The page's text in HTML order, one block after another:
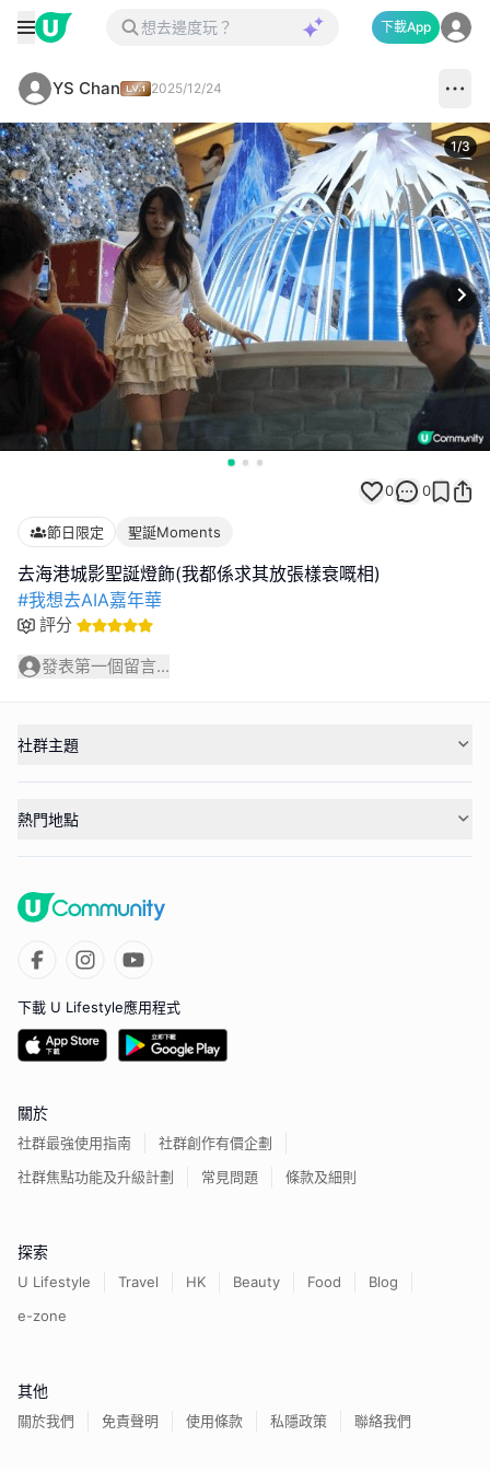
下載App
YS Chan 2025/12/24
1/3
0 0
節日限定 聖誕Moments
#我想去AIA嘉年華
評分
發表第一個留言...
社群主題
熱門地點
下載 U Lifestyle應用程式
關於
社群最強使用指南
社群創作有價企劃
社群焦點功能及升級計劃
常見問題 條款及細則
探索
U Lifestyle Travel HK Beauty Food
Blog
e-zone
其他
關於我們 免責聲明 使用條款 私隱政策 聯絡我們